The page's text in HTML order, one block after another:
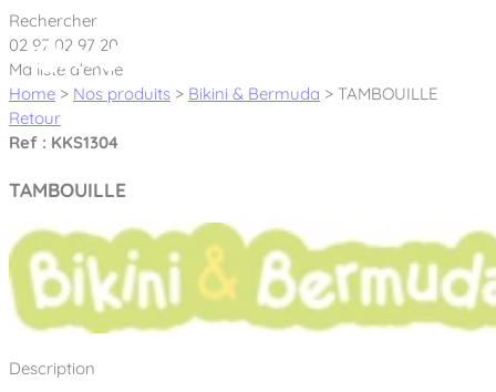
Cookies management panel
Créateur et fabricant d’aires de jeux &
Nos dernières actualités
À propos
Nos engagements
Aires de jeux Bikini & Bermuda®
Rechercher
02 97 02 97 20
Ma liste d’envie
Home > Nos produits > Bikini & Bermuda > TAMBOUILLE
Retour
Ref : KKS1304
TAMBOUILLE
Description